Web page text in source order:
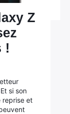
Z
!
si son
reprise et